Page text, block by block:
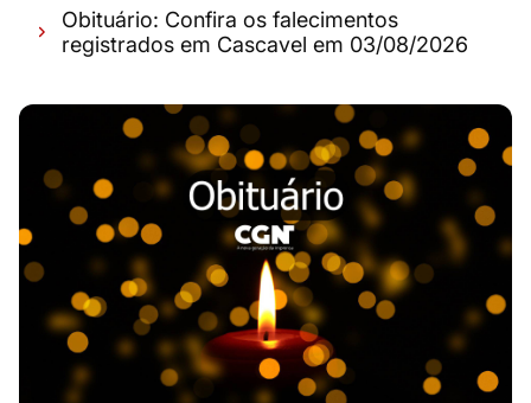
Obituário: Confira os falecimentos
registrados em Cascavel em 03/08/2026